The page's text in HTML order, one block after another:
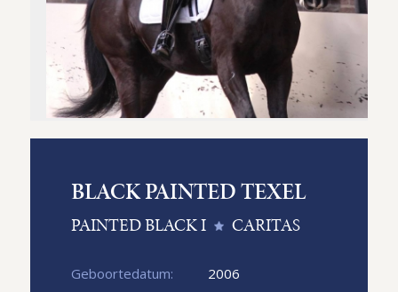
BLACK PAINTED TEXEL
PAINTED BLACK I CARITAS
Geboortedatum:
2006